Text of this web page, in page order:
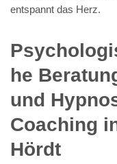
entspannt das Herz.
he
und
Coaching
Hördt